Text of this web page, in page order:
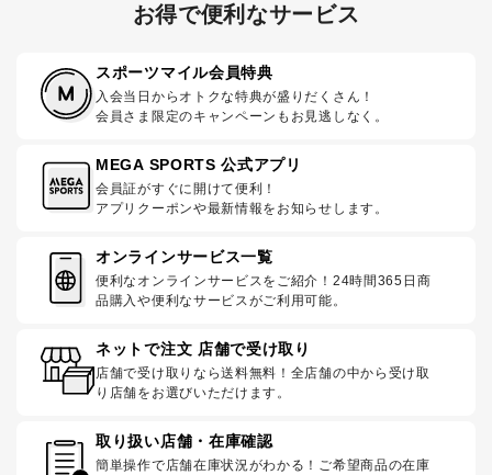
お得で便利なサービス
スポーツマイル会員特典
入会当日からオトクな特典が盛りだくさん！
会員さま限定のキャンペーンもお見逃しなく。
MEGA SPORTS 公式アプリ
会員証がすぐに開けて便利！
アプリクーポンや最新情報をお知らせします。
オンラインサービス一覧
便利なオンラインサービスをご紹介！24時間365日商
品購入や便利なサービスがご利用可能。
ネットで注文 店舗で受け取り
店舗で受け取りなら送料無料！全店舗の中から受け取
り店舗をお選びいただけます。
取り扱い店舗・在庫確認
簡単操作で店舗在庫状況がわかる！ご希望商品の在庫